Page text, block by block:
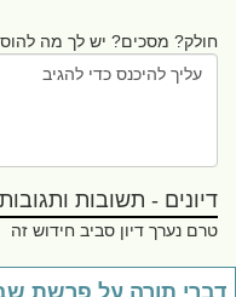
חולק? מסכים? יש לך מה
דיונים - תשובות ותגובות (0)
טרם נערך דיון סביב חידוש זה